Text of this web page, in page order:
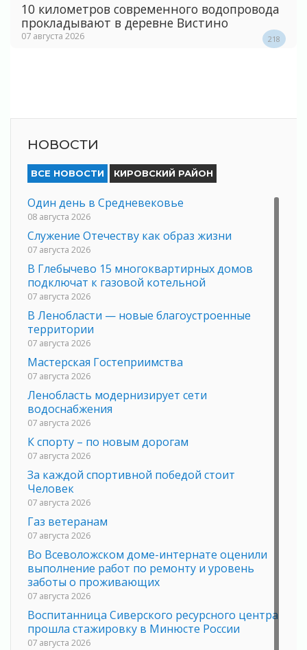
10 километров современного водопровода
прокладывают в деревне Вистино
07 августа 2026 218
НОВОСТИ
ВСЕ НОВОСТИ КИРОВСКИЙ РАЙОН
Один день в Средневековье
08 августа 2026
Служение Отечеству как образ жизни
07 августа 2026
В Глебычево 15 многоквартирных домов
подключат к газовой котельной
07 августа 2026
В Ленобласти — новые благоустроенные
территории
07 августа 2026
Мастерская Гостеприимства
07 августа 2026
Ленобласть модернизирует сети
водоснабжения
07 августа 2026
К спорту – по новым дорогам
07 августа 2026
За каждой спортивной победой стоит
Человек
07 августа 2026
Газ ветеранам
07 августа 2026
Во Всеволожском доме-интернате оценили
выполнение работ по ремонту и уровень
заботы о проживающих
07 августа 2026
Воспитанница Сиверского ресурсного центра
прошла стажировку в Минюсте России
07 августа 2026